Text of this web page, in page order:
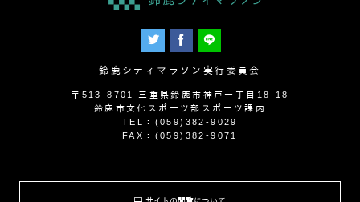
鈴鹿シティマラソン実行委員会
〒513-8701 三重県鈴鹿市神戸一丁目18-18
鈴鹿市文化スポーツ部スポーツ課内
TEL：(059)382-9029
FAX：(059)382-9071